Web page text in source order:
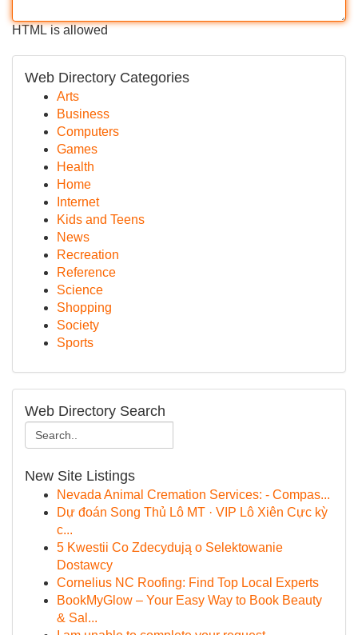
HTML is allowed
Web Directory Categories
Arts
Business
Computers
Games
Health
Home
Internet
Kids and Teens
News
Recreation
Reference
Science
Shopping
Society
Sports
Web Directory Search
New Site Listings
Nevada Animal Cremation Services: - Compas...
Dự đoán Song Thủ Lô MT · VIP Lô Xiên Cực kỳ
c...
5 Kwestii Co Zdecydują o Selektowanie
Dostawcy
Cornelius NC Roofing: Find Top Local Experts
BookMyGlow – Your Easy Way to Book Beauty
& Sal...